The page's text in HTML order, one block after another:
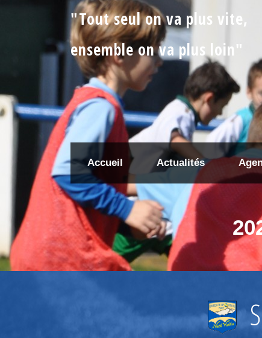
"Tout seul on va plus vite,
ensemble on va plus loin"
Accueil Actualités